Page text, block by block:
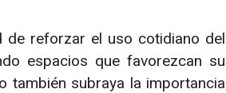
de reforzar el uso cotidiano del
espacios que favorezcan su
también subraya la importancia